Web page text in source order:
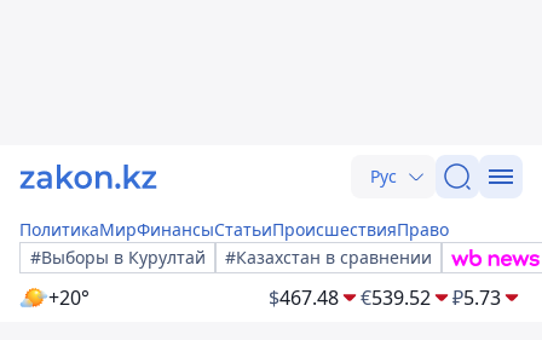
Рус
ПолитикаМирФинансыСтатьиПроисшествияПраво
#Выборы в Курултай
#Казахстан в сравнении
+20° $467.48 €539.52 ₽5.73